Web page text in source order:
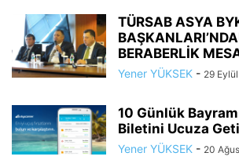
TÜRSAB ASYA
BERABERLİK
Yener YÜKSEK - 29
10 Günlük
Biletini Ucuza
Yener YÜKSEK - 20